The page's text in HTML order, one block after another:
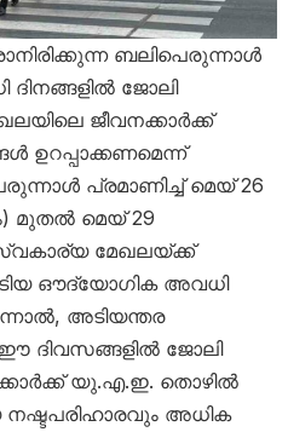
ബലിപെരുന്നാൾ
ജോലി
ജീവനക്കാർക്ക്
പ്രമാണിച്ച് മെയ് 26
മുതൽ മെയ് 29
മേഖലയ്ക്ക്
ഔദ്യോഗിക അവധി
അടിയന്തര
ദിവസങ്ങളിൽ ജോലി
യു.എ.ഇ. തൊഴിൽ
അധിക